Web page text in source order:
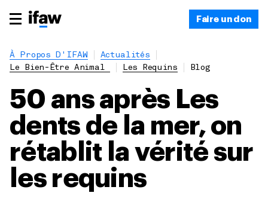
Faire un don
À Propos D'IFAW
Actualités
Le Bien-Être Animal
Les Requins Blog
50 ans après Les
dents de la mer, on
rétablit la vérité sur
les requins